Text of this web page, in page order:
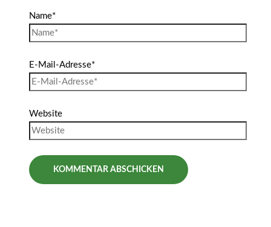
Name*
E-Mail-Adresse*
Website